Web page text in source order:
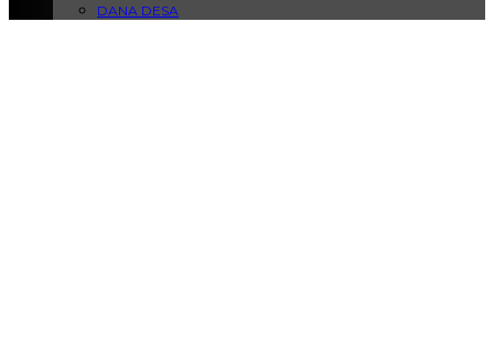
DANA DESA